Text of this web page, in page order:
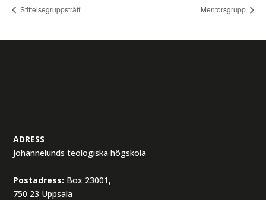
Stiftelsegruppsträff Mentorsgrupp
ADRESS
Johannelunds teologiska högskola
Postadress: Box 23001,
750 23 Uppsala